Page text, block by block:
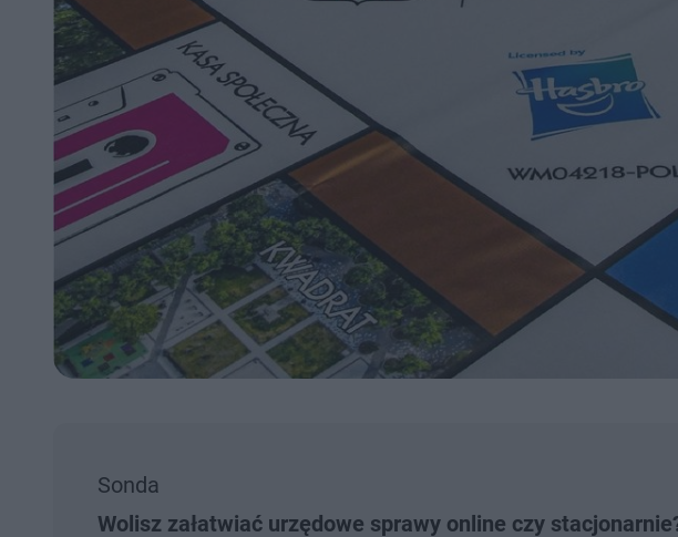
Sonda
Wolisz załatwiać urzędowe sprawy online czy